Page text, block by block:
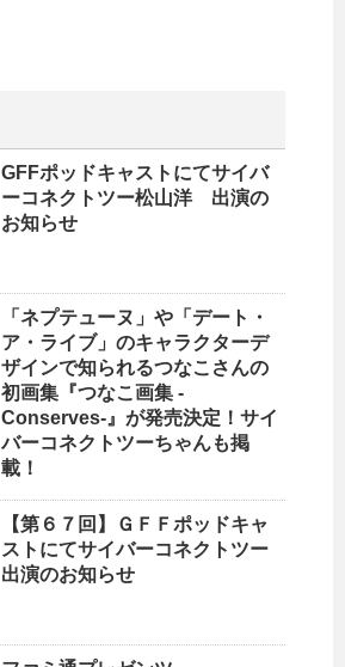
GFFポッドキャストにてサイバ
ーコネクトツー松山洋 出演の
お知らせ
「ネプテューヌ」や「デート・
ア・ライブ」のキャラクターデ
ザインで知られるつなこさんの
初画集『つなこ画集 -
Conserves-』が発売決定！サイ
バーコネクトツーちゃんも掲
載！
【第６７回】ＧＦＦポッドキャ
ストにてサイバーコネクトツー
出演のお知らせ